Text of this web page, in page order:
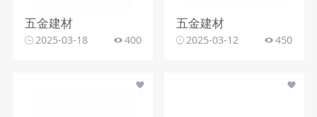
五金建材
2025-03-18 400
五金建材
2025-03-12 450